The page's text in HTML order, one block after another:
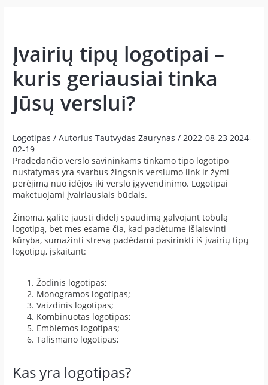
Įvairių tipų logotipai –
kuris geriausiai tinka
Jūsų verslui?
Logotipas / Autorius Tautvydas Zaurynas /2022-08-23 2024-
02-19
Pradedančio verslo savininkams tinkamo tipo logotipo
nustatymas yra svarbus žingsnis verslumo link ir žymi
perėjimą nuo idėjos iki verslo įgyvendinimo. Logotipai
maketuojami įvairiausiais būdais.
Žinoma, galite jausti didelį spaudimą galvojant tobulą
logotipą, bet mes esame čia, kad padėtume išlaisvinti
kūryba, sumažinti stresą padėdami pasirinkti iš įvairių tipų
logotipų, įskaitant:
Žodinis logotipas;
Monogramos logotipas;
Vaizdinis logotipas;
Kombinuotas logotipas;
Emblemos logotipas;
Talismano logotipas;
Kas yra logotipas?